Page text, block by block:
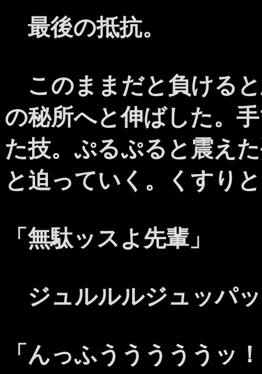
最後の抵抗。
このままだと負ける
の秘所へと伸ばした。
た技。ぷるぷると震え
と迫っていく。くすり
「無駄ッスよ先輩」
ジュルルルジュッパ
「んっふうううううッ